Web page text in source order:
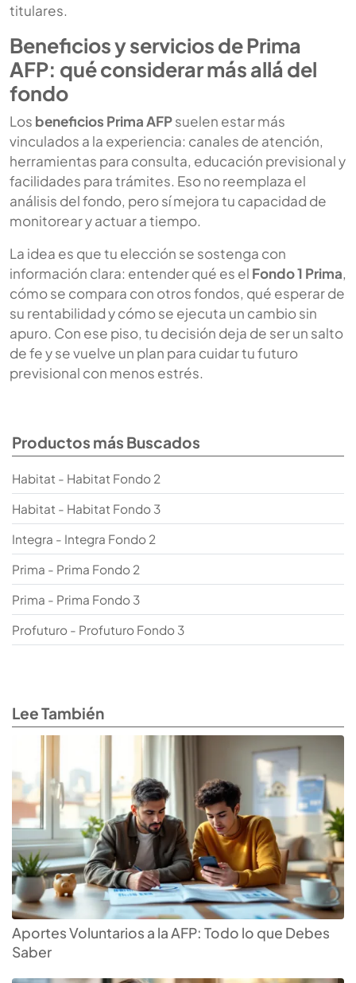
titulares.
Beneficios y servicios de Prima
AFP: qué considerar más allá del
fondo
Los beneficios Prima AFPsuelen estar más
vinculados a la experiencia: canales de atención,
herramientas para consulta, educación previsional y
facilidades para trámites. Eso no reemplaza el
análisis del fondo, pero sí mejora tu capacidad de
monitorear y actuar a tiempo.
La idea es que tu elección se sostenga con
información clara: entender qué es el Fondo 1 Prima,
cómo se compara con otros fondos, qué esperar de
su rentabilidad y cómo se ejecuta un cambio sin
apuro. Con ese piso, tu decisión deja de ser un salto
de fe y se vuelve un plan para cuidar tu futuro
previsional con menos estrés.
Productos más Buscados
Habitat - Habitat Fondo 2
Habitat - Habitat Fondo 3
Integra - Integra Fondo 2
Prima - Prima Fondo 2
Prima - Prima Fondo 3
Profuturo - Profuturo Fondo 3
Lee También
Aportes Voluntarios a la AFP: Todo lo que Debes
Saber